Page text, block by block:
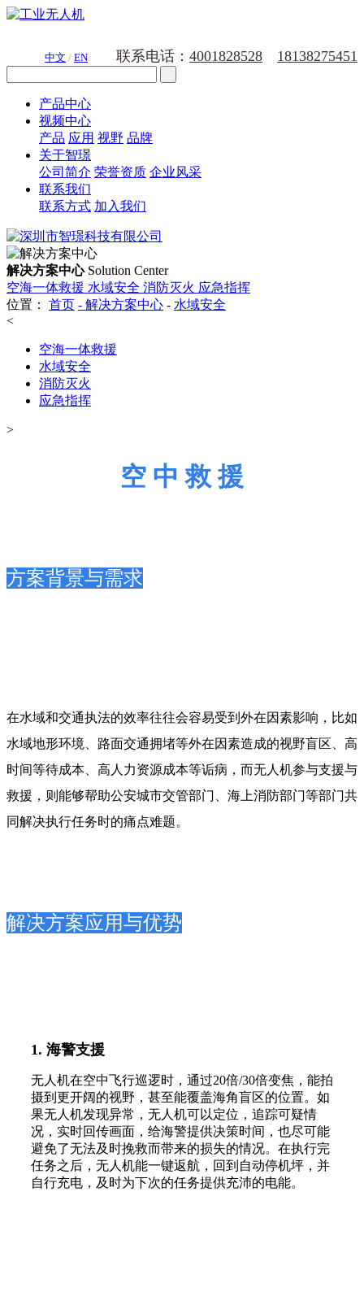
中文 / EN 联系电话： 4001828528 18138275451
产品中心
视频中心
产品 应用 视野 品牌
关于智璟
公司简介 荣誉资质 企业风采
联系我们
联系方式 加入我们
解决方案中心 Solution Center
空海一体救援 水域安全 消防灭火 应急指挥
位置：
首页 - 解决方案中心 - 水域安全
<
空海一体救援
水域安全
消防灭火
应急指挥
>
空 中 救 援
方案背景与需求
在水域和交通执法的效率往往会容易受到外在因素影响，比如
水域地形环境、路面交通拥堵等外在因素造成的视野盲区、高
时间等待成本、高人力资源成本等诟病，而无人机参与支援与
救援，则能够帮助公安城市交管部门、海上消防部门等部门共
同解决执行任务时的痛点难题。
解决方案应用与优势
1. 海警支援
无人机在空中飞行巡逻时，通过20倍/30倍变焦，能拍
摄到更开阔的视野，甚至能覆盖海角盲区的位置。如
果无人机发现异常，无人机可以定位，追踪可疑情
况，实时回传画面，给海警提供决策时间，也尽可能
避免了无法及时挽救而带来的损失的情况。在执行完
任务之后，无人机能一键返航，回到自动停机坪，并
自行充电，及时为下次的任务提供充沛的电能。